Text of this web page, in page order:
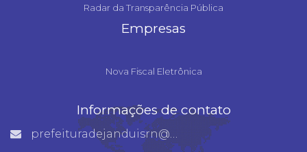
Radar da Transparência Pública
Empresas
Nova Fiscal Eletrônica
Informações de contato
prefeituradejanduisrn@gmail.com